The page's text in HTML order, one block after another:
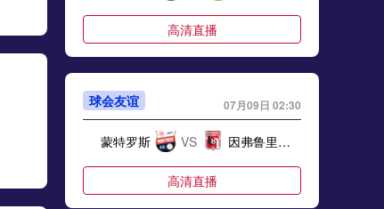
高清直播
球会友谊 07月09日 02:30
蒙特罗斯 VS 因弗鲁里机车厂
高清直播